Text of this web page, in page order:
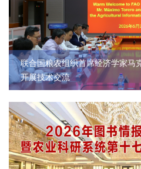
养
国
家
农
业
图
联合国粮农组织首席经济学家马
开展技术交流